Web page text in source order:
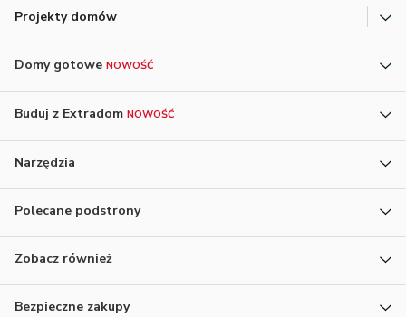
Projekty domów
Domy gotowe NOWOŚĆ
Buduj z Extradom NOWOŚĆ
Narzędzia
Polecane podstrony
Zobacz również
Bezpieczne zakupy